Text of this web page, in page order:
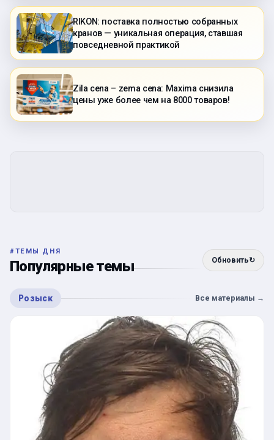
RIKON: поставка полностью собранных
кранов — уникальная операция, ставшая
повседневной практикой
Zila cena – zema cena: Maxima снизила
цены уже более чем на 8000 товаров!
#ТЕМЫ ДНЯ
Популярные темы Обновить↻
Розыск Все материалы →